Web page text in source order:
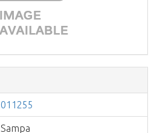
011255
Sampa